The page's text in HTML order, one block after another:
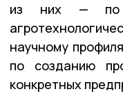
из них — по
научному
по созданию
конкретных